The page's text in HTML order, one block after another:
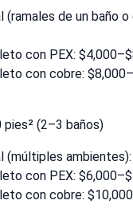
(ramales de un baño
con PEX:
con cobre:
pies² (2–3 baños)
(múltiples
con PEX:
con cobre: